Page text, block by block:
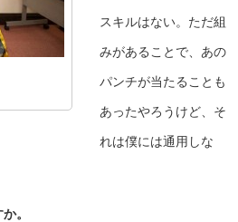
スキルはない。ただ組
みがあることで、あの
パンチが当たることも
あったやろうけど、そ
れは僕には通用しな
。